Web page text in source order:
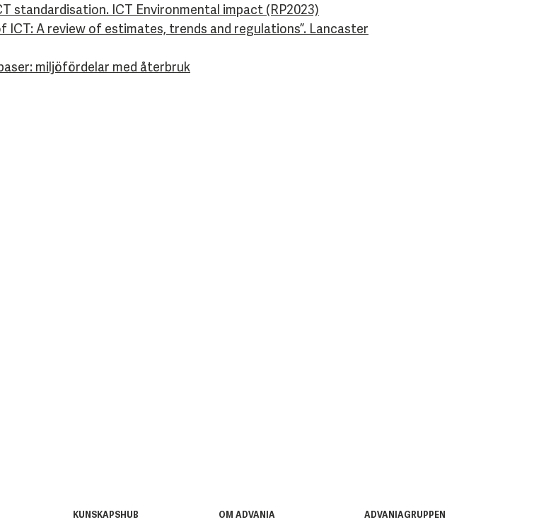
standardisation. ICT Environmental impact (RP2023)
ICT: A review of estimates, trends and regulations”. Lancaster
miljöfördelar med återbruk
KUNSKAPSHUB OM ADVANIA ADVANIAGRUPPEN